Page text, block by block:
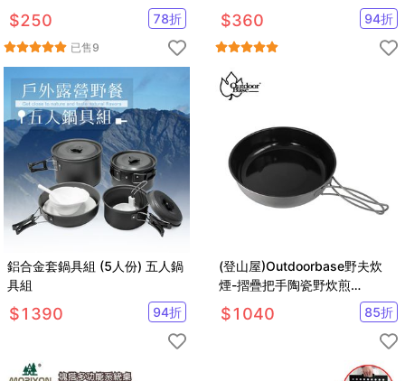
組入)
$250 78折
已售9
$360 94折
鋁合金套鍋具組 (5人份) 五人鍋
具組
$1390 94折
(登山屋)Outdoorbase野夫炊
煙-摺疊把手陶瓷野炊煎
盤-27418 純鈦製造
$1040 85折